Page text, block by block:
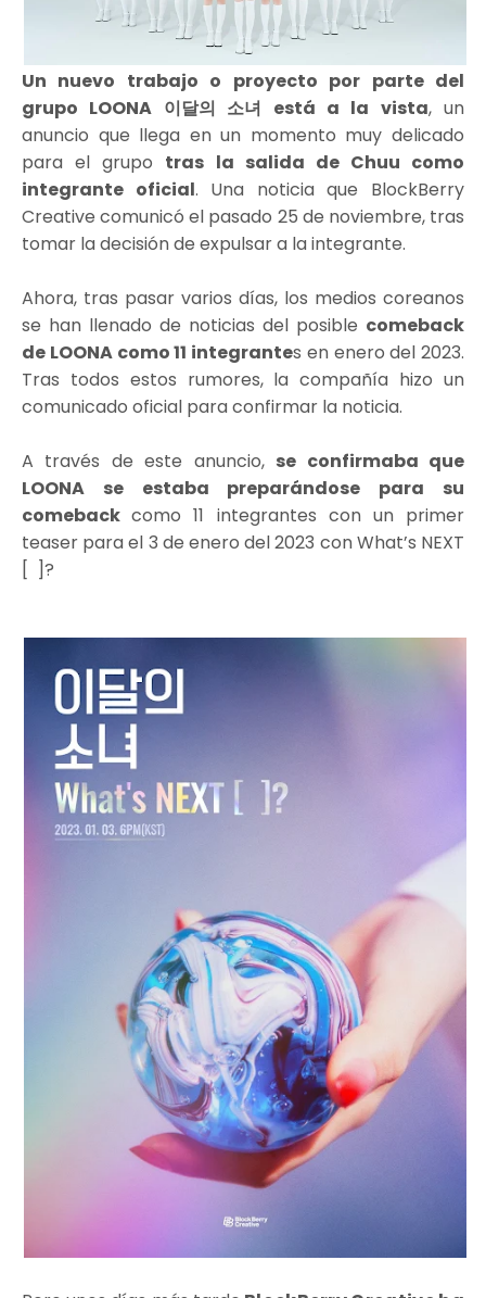
Un nuevo trabajo o proyecto por parte del
grupo LOONA 이달의 소녀 está a la vista, un
anuncio que llega en un momento muy delicado
para el grupo tras la salida de Chuu como
integrante oficial. Una noticia que BlockBerry
Creative comunicó el pasado 25 de noviembre, tras
tomar la decisión de expulsar a la integrante.
Ahora, tras pasar varios días, los medios coreanos
se han llenado de noticias del posible comeback
de LOONA como 11 integrantes en enero del 2023.
Tras todos estos rumores, la compañía hizo un
comunicado oficial para confirmar la noticia.
A través de este anuncio, se confirmaba que
LOONA se estaba preparándose para su
comebackcomo 11 integrantes con un primer
teaser para el 3 de enero del 2023 con What’s NEXT
[ ]?